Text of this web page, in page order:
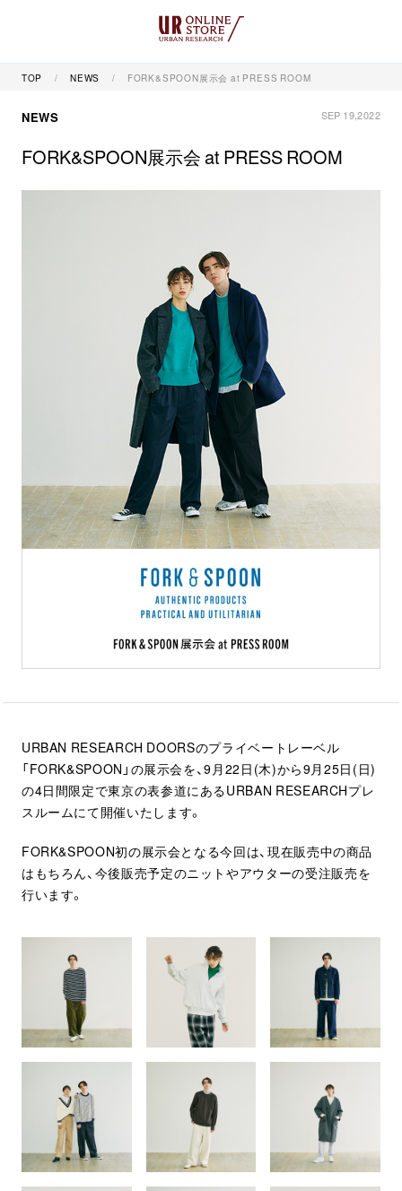
TOP NEWS FORK&SPOON展示会 at PRESS ROOM
NEWS SEP 19,2022
FORK&SPOON展示会 at PRESS ROOM
URBAN RESEARCH DOORSのプライベートレーベル
「FORK&SPOON」の展示会を、9月22日(木)から9月25日(日)
の4日間限定で東京の表参道にあるURBAN RESEARCHプレ
スルームにて開催いたします。
FORK&SPOON初の展示会となる今回は、現在販売中の商品
はもちろん、今後販売予定のニットやアウターの受注販売を
行います。